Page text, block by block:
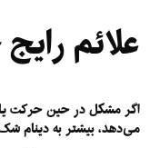
علائم
اگر مشکل در حین حرکت
می‌دهد، بیشتر به دینام